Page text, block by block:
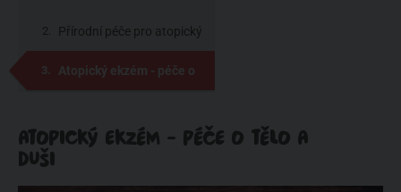
pokožku
Přírodní péče pro atopický
ekzém
Atopický ekzém - péče o
ATOPICKÝ EKZÉM - PÉČE O TĚLO A
DUŠI